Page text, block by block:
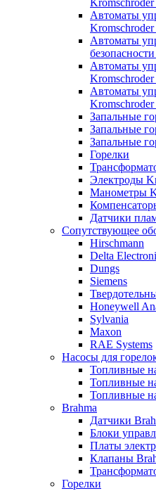
Автоматы
Автоматы
Автоматы
Автоматы
Запальные
Запальные
Запальные
Горелки
Электроды
Манометры
Датчики
Сопутствующее
Hirschmann
Delta
Dungs
Siemens
Honeywell
Sylvania
Maxon
RAE Systems
Насосы для
Топливные
Топливные
Топливные
Brahma
Датчики
Блоки
Платы
Клапаны
Горелки